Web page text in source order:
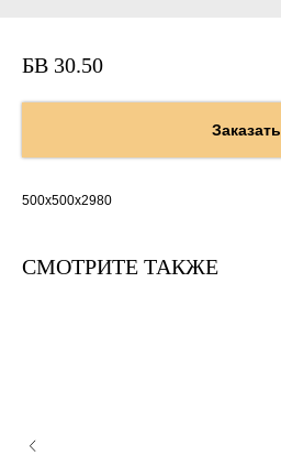
БВ 30.50
Заказать
500х500х2980
СМОТРИТЕ ТАКЖЕ